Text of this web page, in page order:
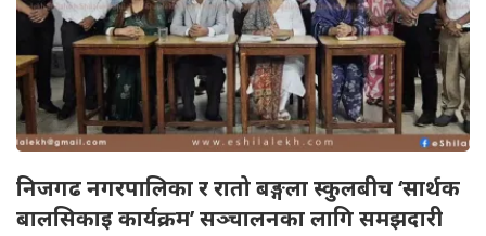
निजगढ नगरपालिका र रातो बङ्गला स्कुलबीच ‘सार्थक
बालसिकाइ कार्यक्रम’ सञ्चालनका लागि समझदारी